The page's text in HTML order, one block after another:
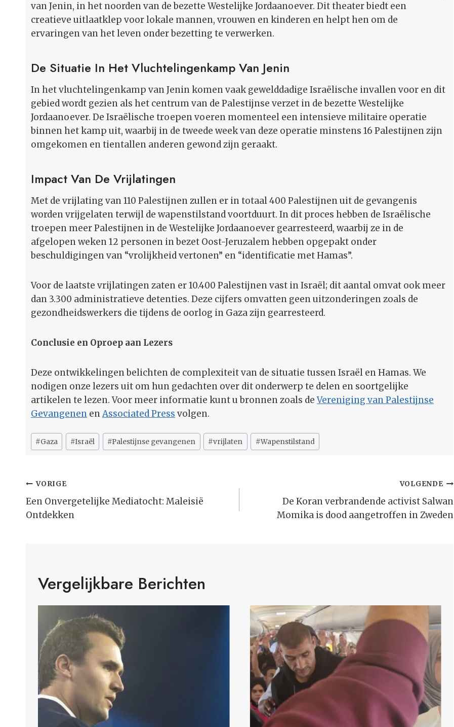
van Jenin, in het noorden van de bezette Westelijke Jordaanoever. Dit theater biedt een
creatieve uitlaatklep voor lokale mannen, vrouwen en kinderen en helpt hen om de
ervaringen van het leven onder bezetting te verwerken.
De Situatie In Het Vluchtelingenkamp Van Jenin
In het vluchtelingenkamp van Jenin komen vaak gewelddadige Israëlische invallen voor en dit
gebied wordt gezien als het centrum van de Palestijnse verzet in de bezette Westelijke
Jordaanoever. De Israëlische troepen voeren momenteel een intensieve militaire operatie
binnen het kamp uit, waarbij in de tweede week van deze operatie minstens 16 Palestijnen zijn
omgekomen en tientallen anderen gewond zijn geraakt.
Impact Van De Vrijlatingen
Met de vrijlating van 110 Palestijnen zullen er in totaal 400 Palestijnen uit de gevangenis
worden vrijgelaten terwijl de wapenstilstand voortduurt. In dit proces hebben de Israëlische
troepen meer Palestijnen in de Westelijke Jordaanoever gearresteerd, waarbij ze in de
afgelopen weken 12 personen in bezet Oost-Jeruzalem hebben opgepakt onder
beschuldigingen van “vrolijkheid vertonen” en “identificatie met Hamas”.
Voor de laatste vrijlatingen zaten er 10.400 Palestijnen vast in Israël; dit aantal omvat ook meer
dan 3.300 administratieve detenties. Deze cijfers omvatten geen uitzonderingen zoals de
gezondheidswerkers die tijdens de oorlog in Gaza zijn gearresteerd.
Conclusie en Oproep aan Lezers
Deze ontwikkelingen belichten de complexiteit van de situatie tussen Israël en Hamas. We
nodigen onze lezers uit om hun gedachten over dit onderwerp te delen en soortgelijke
artikelen te lezen. Voor meer informatie kunt u bronnen zoals deVereniging van Palestijnse
Gevangenen enAssociated Press volgen.
Bericht
tags:
#Gaza #Israël #Palestijnse gevangenen #vrijlaten #Wapenstilstand
Bericht
Navigatie
VORIGE
Een Onvergetelijke Mediatocht: Maleisië
Ontdekken
VOLGENDE
De Koran verbrandende activist Salwan
Momika is dood aangetroffen in Zweden
Vergelijkbare Berichten